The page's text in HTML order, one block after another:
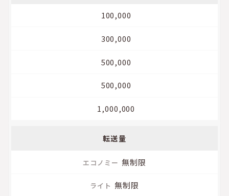
100,000
300,000
500,000
500,000
1,000,000
転送量
無制限
無制限